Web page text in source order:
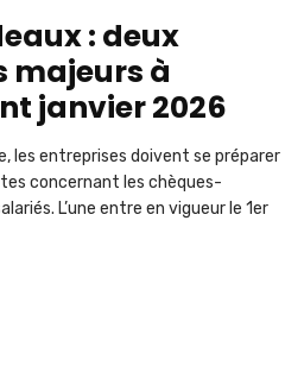
: deux
majeurs à
janvier 2026
les entreprises doivent se préparer
concernant les chèques-
L’une entre en vigueur le 1er